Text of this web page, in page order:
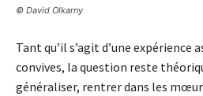
© David Olkarny
Tant qu’il s’agit d’une expérience
convives, la question reste
généraliser, rentrer dans les